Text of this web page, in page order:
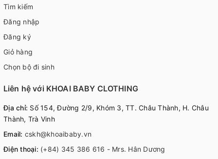
Tìm kiếm
Đăng nhập
Đăng ký
Giỏ hàng
Chọn bộ đi sinh
Liên hệ với KHOAI BABY CLOTHING
Địa chỉ: Số 154, Đường 2/9, Khóm 3, TT. Châu Thành, H. Châu
Thành, Trà Vinh
Email: cskh@khoaibaby.vn
Điện thoại: (+84) 345 386 616 - Mrs. Hân Dương